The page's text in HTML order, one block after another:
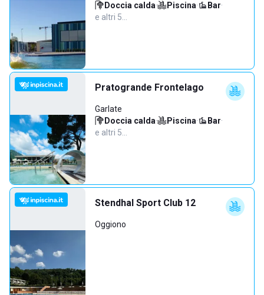
Doccia calda· Piscina· Bar·
e altri 5…
Pratogrande Frontelago
Garlate
Doccia calda· Piscina· Bar·
e altri 5…
Stendhal Sport Club 12
Oggiono